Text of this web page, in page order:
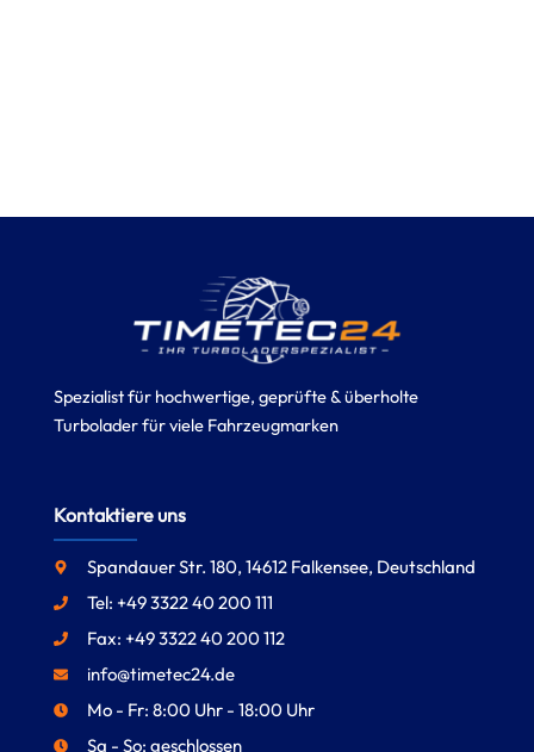
Spezialist für hochwertige, geprüfte & überholte
Turbolader für viele Fahrzeugmarken
Kontaktiere uns
Spandauer Str. 180, 14612 Falkensee, Deutschland
Tel: +49 3322 40 200 111
Fax: +49 3322 40 200 112
info@timetec24.de
Mo - Fr: 8:00 Uhr - 18:00 Uhr
Sa - So: geschlossen